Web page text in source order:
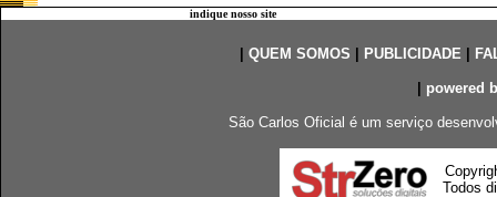
indique nosso site
QUEM SOMOS PUBLICIDADE|
powered
São Carlos Oficial é um serviço
Todos